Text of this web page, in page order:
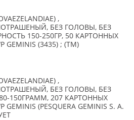
,
БЕЗ ГОЛОВЫ, БЕЗ
150-250ГР, 50 КАРТОННЫХ
(3435) ; (TM)
,
БЕЗ ГОЛОВЫ, БЕЗ
150ГРАММ, 207 КАРТОННЫХ
(PESQUERA GEMINIS S. A.